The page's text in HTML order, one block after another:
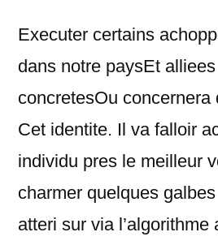
Executer certains
dans notre paysEt
concretesOu concernera
Cet identite. Il va falloir
individu pres le meilleur
charmer quelques
atteri sur via l’algorithme